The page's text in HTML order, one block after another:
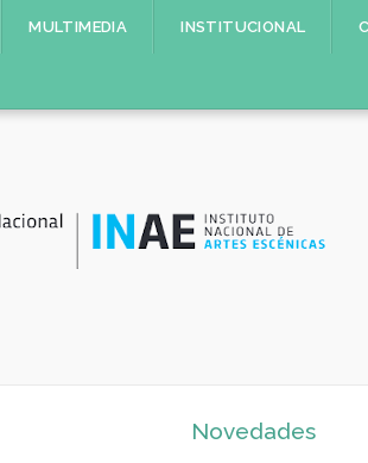
MULTIMEDIA INSTITUCIONAL
Novedades